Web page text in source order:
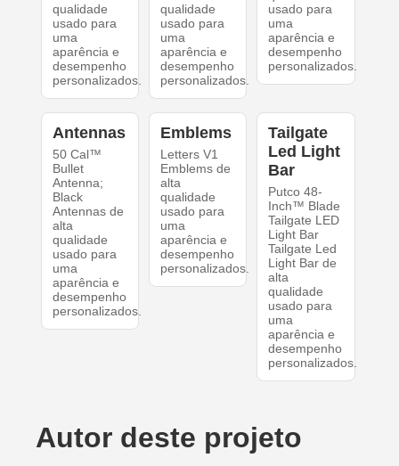
qualidade
usado para
uma
aparência e
desempenho
personalizados.
qualidade
usado para
uma
aparência e
desempenho
personalizados.
usado para
uma
aparência e
desempenho
personalizados.
Antennas
50 Cal™
Bullet
Antenna;
Black
Antennas de
alta
qualidade
usado para
uma
aparência e
desempenho
personalizados.
Emblems
Letters V1
Emblems de
alta
qualidade
usado para
uma
aparência e
desempenho
personalizados.
Tailgate
Led Light
Bar
Putco 48-
Inch™ Blade
Tailgate LED
Light Bar
Tailgate Led
Light Bar de
alta
qualidade
usado para
uma
aparência e
desempenho
personalizados.
Autor deste projeto